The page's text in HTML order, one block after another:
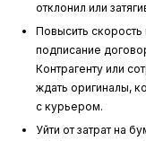
отклонил или
Повысить
подписание
Контрагенту или
ждать оригиналы,
с курьером.
Уйти от затрат на